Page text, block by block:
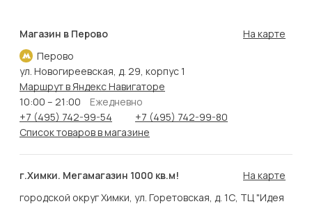
Магазин в Перово
Перово
На карте
ул. Новогиреевская, д. 29, корпус 1
Маршрут в Яндекс Навигаторе
10:00 – 21:00
Ежедневно
+7 (495) 742-99-54
+7 (495) 742-99-80
Список товаров в магазине
г.Химки. Мегамагазин 1000 кв.м!
На карте
городской округ Химки, ул. Горетовская, д. 1С, ТЦ "Идея